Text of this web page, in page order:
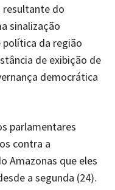
resultante do
sinalização
da região
de exibição de
democrática
parlamentares
contra a
Amazonas que eles
a segunda (24).